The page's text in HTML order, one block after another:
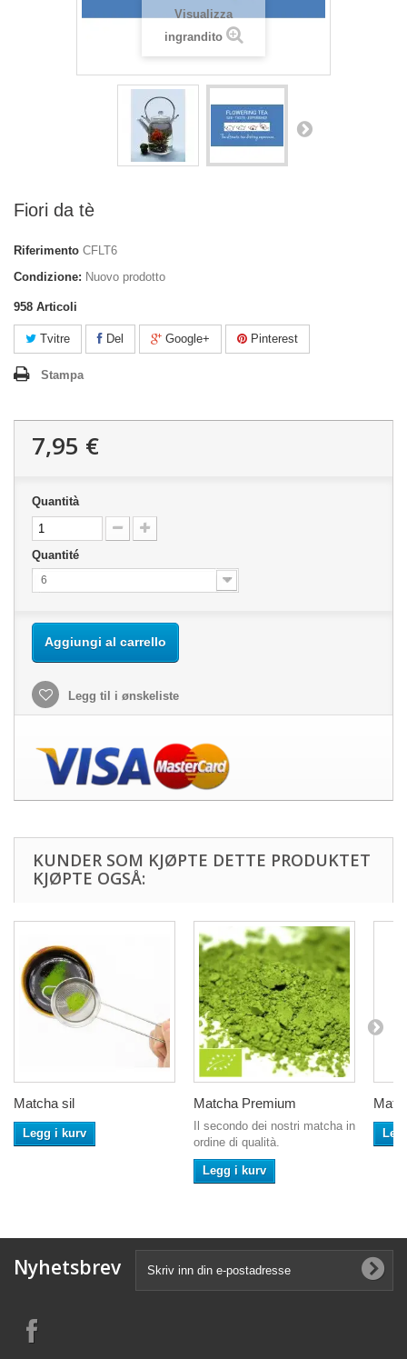
Visualizza
ingrandito
Fiori da tè
Riferimento CFLT6
Condizione: Nuovo prodotto
958 Articoli
Tvitre Del Google+ Pinterest
Stampa
7,95 €
Quantità
Quantité
6
Aggiungi al carrello
Legg til i ønskeliste
KUNDER SOM KJØPTE DETTE PRODUKTET
KJØPTE OGSÅ:
Matcha sil
Legg i kurv
Matcha Premium
Il secondo dei nostri matcha in
ordine di qualità.
Legg i kurv
Nyhetsbrev